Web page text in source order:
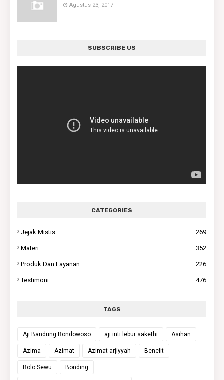
Agustus 23, 2017
SUBSCRIBE US
CATEGORIES
Jejak Mistis 269
Materi 352
Produk Dan Layanan 226
Testimoni 476
TAGS
Aji Bandung Bondowoso aji inti lebur sakethi Asihan
Azima Azimat Azimat arjiyyah Benefit
Bolo Sewu Bonding